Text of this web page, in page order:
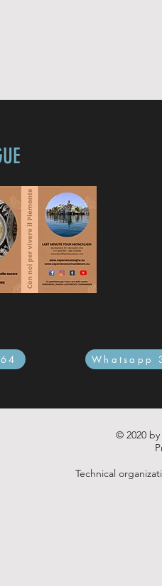
Whatsapp
© 2020
Technical